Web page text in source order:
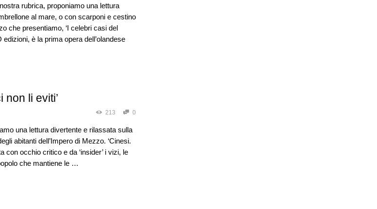
rubrica, proponiamo una lettura
al mare, o con scarponi e cestino
che presentiamo, ‘I celebri casi del
è la prima opera dell’olandese
non li eviti’
213 0
una lettura divertente e rilassata sulla
abitanti dell’Impero di Mezzo. ‘Cinesi.
con occhio critico e da ‘insider’ i vizi, le
che mantiene le …